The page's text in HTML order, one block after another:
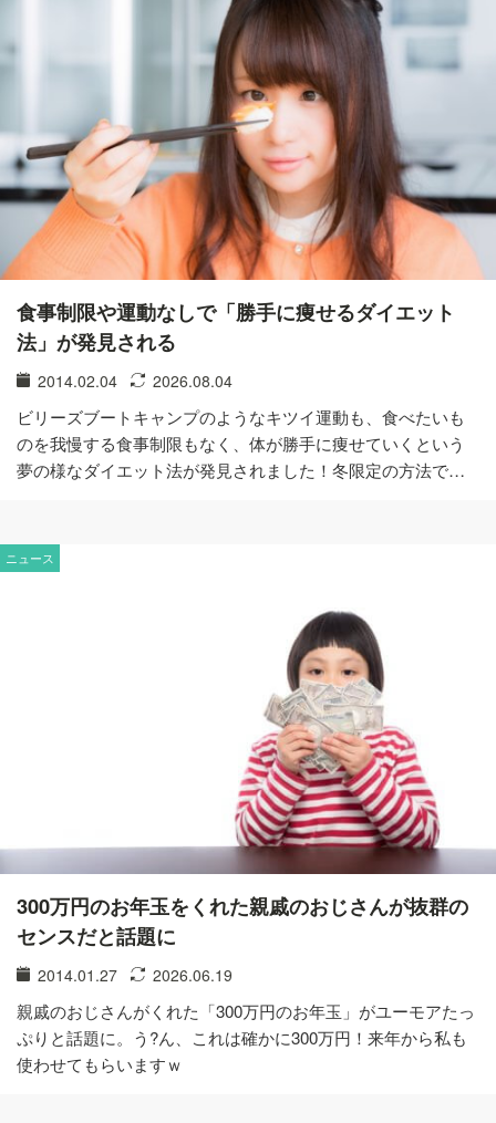
食事制限や運動なしで「勝手に痩せるダイエット
法」が発見される
2014.02.04 2026.08.04
ビリーズブートキャンプのようなキツイ運動も、食べたいも
のを我慢する食事制限もなく、体が勝手に痩せていくという
夢の様なダイエット法が発見されました！冬限定の方法で…
ニュース
300万円のお年玉をくれた親戚のおじさんが抜群の
センスだと話題に
2014.01.27 2026.06.19
親戚のおじさんがくれた「300万円のお年玉」がユーモアたっ
ぷりと話題に。う?ん、これは確かに300万円！来年から私も
使わせてもらいますｗ